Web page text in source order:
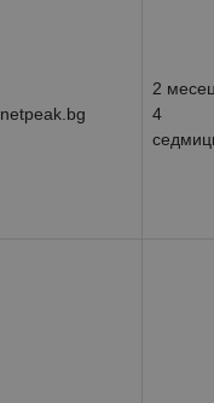
.netpeak.bg
2
4